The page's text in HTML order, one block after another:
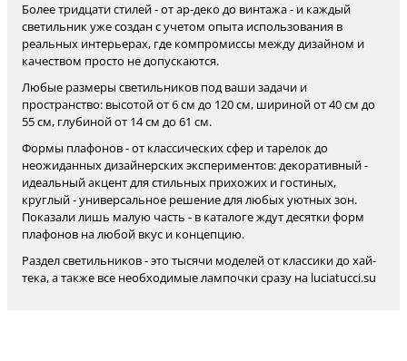
Более тридцати стилей - от ар-деко до винтажа - и каждый
светильник уже создан с учетом опыта использования в
реальных интерьерах, где компромиссы между дизайном и
качеством просто не допускаются.
Любые размеры светильников под ваши задачи и
пространство: высотой от 6 см до 120 см, шириной от 40 см до
55 см, глубиной от 14 см до 61 см.
Формы плафонов - от классических сфер и тарелок до
неожиданных дизайнерских экспериментов: декоративный -
идеальный акцент для стильных прихожих и гостиных,
круглый - универсальное решение для любых уютных зон.
Показали лишь малую часть - в каталоге ждут десятки форм
плафонов на любой вкус и концепцию.
Раздел светильников - это тысячи моделей от классики до хай-
тека, а также все необходимые лампочки сразу на luciatucci.su